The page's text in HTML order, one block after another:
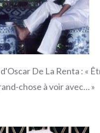
De La Renta : «
chose à voir avec… »